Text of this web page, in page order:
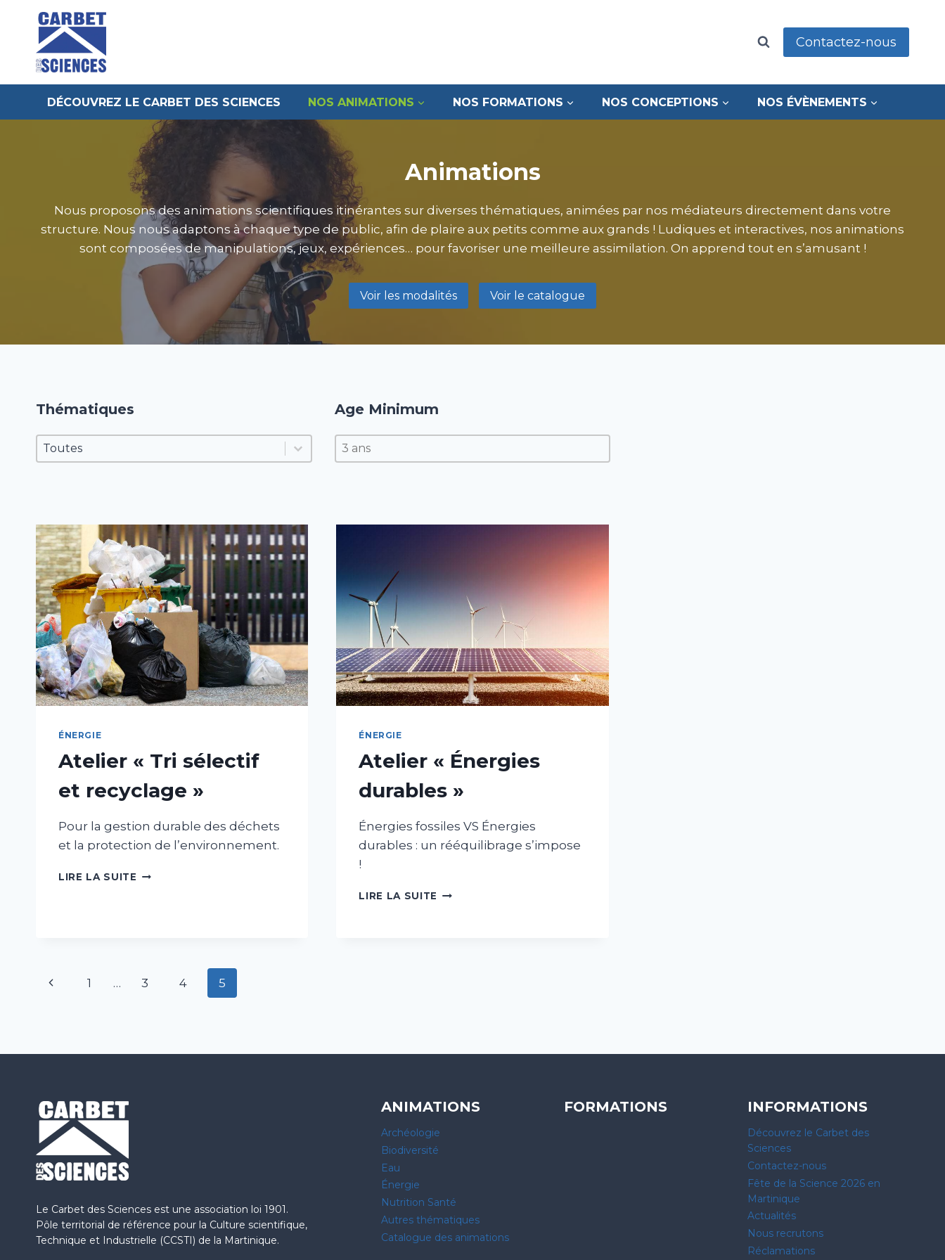
contenu
Contactez-nous
DÉCOUVREZ LE CARBET DES SCIENCES NOS ANIMATIONS NOS FORMATIONS NOS CONCEPTIONS NOS ÉVÈNEMENTS
Animations
Nous proposons des animations scientifiques itinérantes sur diverses thématiques, animées par nos médiateurs directement dans votre
structure. Nous nous adaptons à chaque type de public, afin de plaire aux petits comme aux grands ! Ludiques et interactives, nos animations
sont composées de manipulations, jeux, expériences… pour favoriser une meilleure assimilation. On apprend tout en s’amusant !
Voir les modalités Voir le catalogue
Thématiques
Thématiques
Thématiques
Age Minimum
Age Minimum
ÉNERGIE
Atelier « Tri sélectif
et recyclage »
Pour la gestion durable des déchets
et la protection de l’environnement.
LIRE LA SUITE ATELIER
ÉNERGIE
Atelier « Énergies
durables »
Énergies fossiles VS Énergies
durables : un rééquilibrage s’impose
!
LIRE LA SUITE ATELIER
Navigation
Page
1 … 3 4 5
Le Carbet des Sciences est une association loi 1901.
Pôle territorial de référence pour la Culture scientifique,
Technique et Industrielle (CCSTI) de la Martinique.
ANIMATIONS
Archéologie
Biodiversité
Eau
Énergie
Nutrition Santé
Autres thématiques
Catalogue des animations
FORMATIONS INFORMATIONS
Découvrez le Carbet des
Sciences
Contactez-nous
Fête de la Science 2026 en
Martinique
Actualités
Nous recrutons
Réclamations